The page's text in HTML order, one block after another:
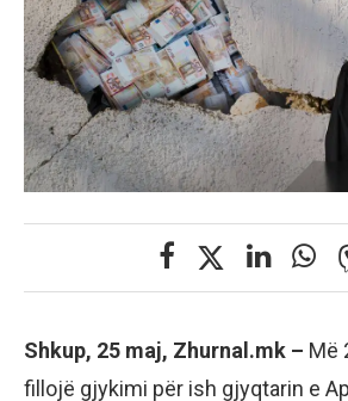
Shkup, 25 maj, Zhurnal.mk – Më
fillojë gjykimi për ish gjyqtarin e